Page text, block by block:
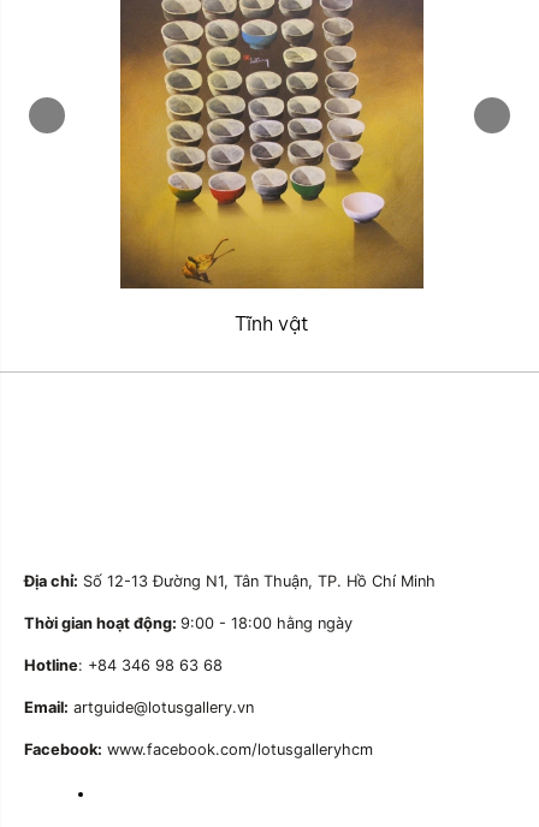
Tĩnh vật
Địa chỉ: Số 12-13 Đường N1, Tân Thuận, TP. Hồ Chí Minh
Thời gian hoạt động: 9:00 - 18:00 hằng ngày
Hotline: +84 346 98 63 68
Email: artguide@lotusgallery.vn
Facebook: www.facebook.com/lotusgalleryhcm